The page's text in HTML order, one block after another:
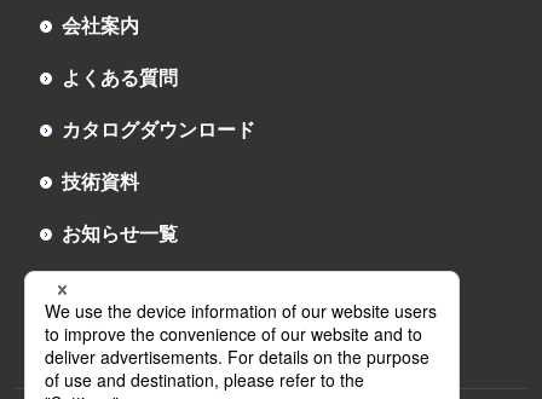
会社案内
よくある質問
カタログダウンロード
技術資料
お知らせ一覧
お問い合わせ
採用情報